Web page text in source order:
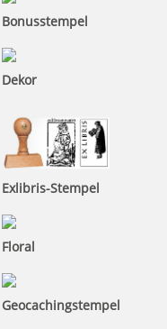
Bonusstempel
Dekor
Exlibris-Stempel
Floral
Geocachingstempel